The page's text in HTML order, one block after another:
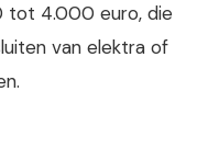
tot 4.000 euro, die
van elektra of